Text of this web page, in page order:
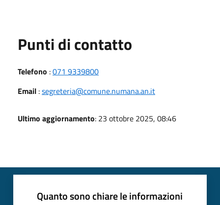
Punti di contatto
Telefono :071 9339800
Email :segreteria@comune.numana.an.it
Ultimo aggiornamento: 23 ottobre 2025, 08:46
Quanto sono chiare le informazioni